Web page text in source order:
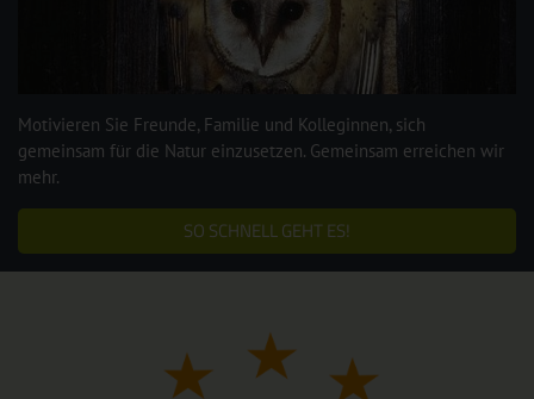
Motivieren Sie Freunde, Familie und Kolleginnen, sich
gemeinsam für die Natur einzusetzen. Gemeinsam erreichen wir
mehr.
SO SCHNELL GEHT ES!